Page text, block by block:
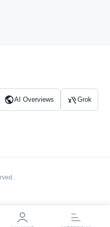
AI Overviews Grok